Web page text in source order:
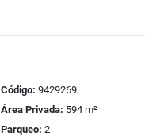
Código: 9429269
Área Privada: 594 m²
Parqueo: 2